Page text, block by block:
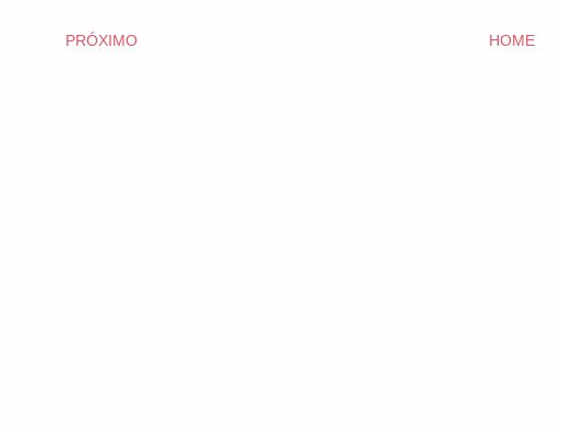
PRÓXIMO HOME